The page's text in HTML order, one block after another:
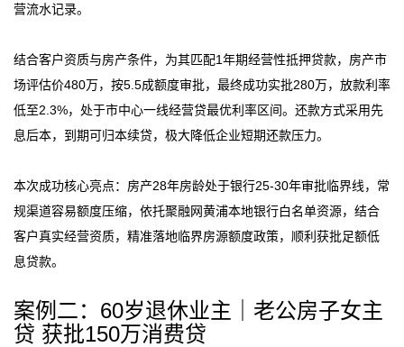
营流水记录。
结合客户资质与房产条件，为其匹配1年期经营性抵押贷款，房产市
场评估价480万，按5.5成额度审批，最终成功实批280万，放款利率
低至2.3%，处于市中心一线经营贷最优利率区间。还款方式采用先
息后本，到期可归本续贷，极大降低企业短期还款压力。
本次成功核心亮点：房产28年房龄处于银行25-30年审批临界线，常
规渠道容易额度压缩，依托聚融网黄浦本地银行白名单资源，结合
客户真实经营资质，精准落地临界房源额度政策，顺利获批足额低
息贷款。
案例二：60岁退休业主｜老公房子女主
贷 获批150万消费贷